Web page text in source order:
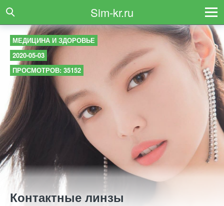
Sim-kr.ru
МЕДИЦИНА И ЗДОРОВЬЕ
2020-05-03
ПРОСМОТРОВ: 35152
Контактные линзы